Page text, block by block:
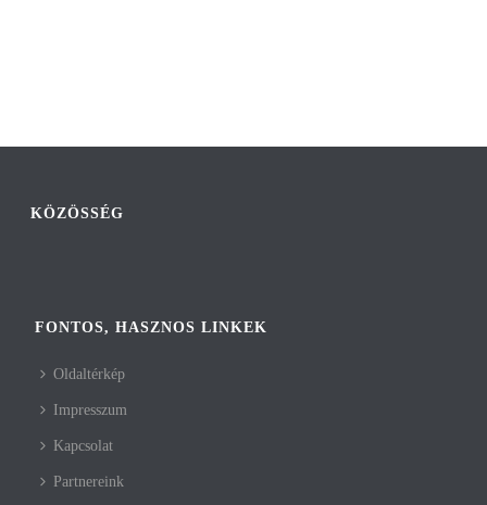
KÖZÖSSÉG
FONTOS, HASZNOS LINKEK
Oldaltérkép
Impresszum
Kapcsolat
Partnereink